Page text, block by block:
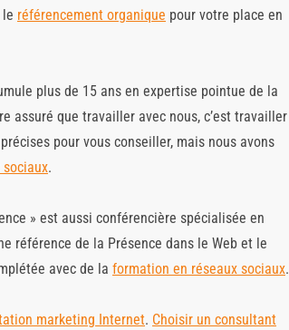
référencement organique pour votre place en
plus de 15 ans en expertise pointue de la
assuré que travailler avec nous, c’est travailler
pour vous conseiller, mais nous avons
.
» est aussi conférencière spécialisée en
référence de la Présence dans le Web et le
avec de la formation en réseaux sociaux.
marketing Internet. Choisir un consultant